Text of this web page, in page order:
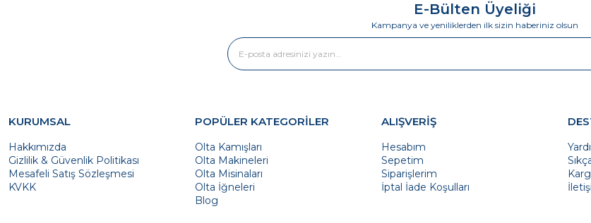
E-Bülten Üyeliği
Kampanya ve yeniliklerden ilk sizin haberiniz olsun
KURUMSAL
Hakkımızda
Gizlilik & Güvenlik Politikası
Mesafeli Satış Sözleşmesi
KVKK
POPÜLER KATEGORİLER
Olta Kamışları
Olta Makineleri
Olta Misinaları
Olta İğneleri
Blog
ALIŞVERİŞ
Hesabım
Sepetim
Siparişlerim
İptal İade Koşulları